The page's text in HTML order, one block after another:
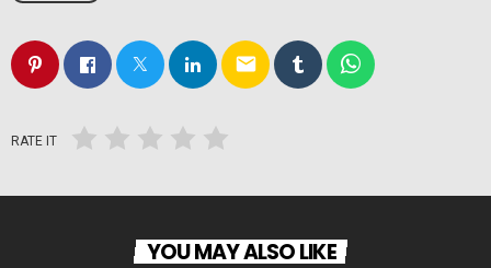
email
RATE IT
YOU MAY ALSO LIKE